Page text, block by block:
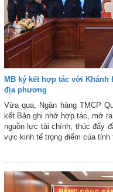
MB ký kết hợp tác với Khánh
địa phương
Vừa qua, Ngân hàng TMCP
kết Bản ghi nhớ hợp tác, mở
nguồn lực tài chính, thúc đẩy
vực kinh tế trọng điểm của tỉnh